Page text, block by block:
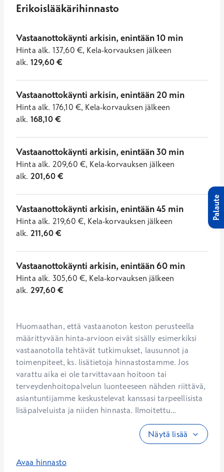
Erikoislääkärihinnasto
Vastaanottokäynti arkisin, enintään 10 min
Hinta alk. 137,60 €, Kela-korvauksen jälkeen
alk. 129,60€
Vastaanottokäynti arkisin, enintään 20 min
Hinta alk. 176,10 €, Kela-korvauksen jälkeen
alk. 168,10€
Vastaanottokäynti arkisin, enintään 30 min
Hinta alk. 209,60 €, Kela-korvauksen jälkeen
alk. 201,60€
Vastaanottokäynti arkisin, enintään 45 min
Hinta alk. 219,60 €, Kela-korvauksen jälkeen
alk. 211,60€
Vastaanottokäynti arkisin, enintään 60 min
Hinta alk. 305,60 €, Kela-korvauksen jälkeen
alk. 297,60€
Huomaathan, että vastaanoton keston perusteella
määrittyvään hinta-arvioon eivät sisälly esimerkiksi
vastaanotolla tehtävät tutkimukset, lausunnot ja
toimenpiteet, ks. lisätietoja hinnastostamme. Jos
varattu aika ei ole tarvittavaan hoitoon tai
terveydenhoitopalvelun luonteeseen nähden riittävä,
asiantuntijamme keskustelevat kanssasi tarpeellisista
lisäpalveluista ja niiden hinnasta. Ilmoitettu...
Näytä lisää
Avaa hinnasto
Palaute